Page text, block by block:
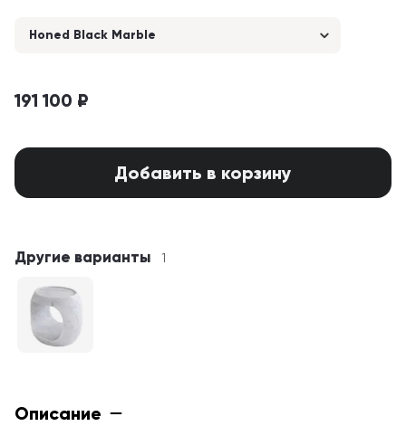
Honed Black Marble
191 100 ₽
Добавить в корзину
Другие варианты 1
Описание